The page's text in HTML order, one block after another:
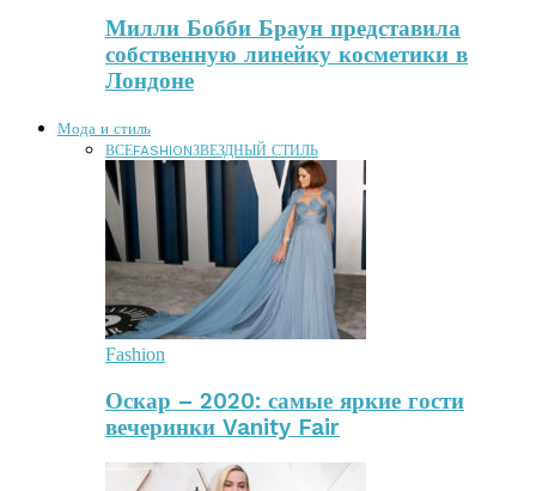
Милли Бобби Браун представила
собственную линейку косметики в
Лондоне
Мода и стиль
ВСЕFASHIONЗВЕЗДНЫЙ СТИЛЬ
Fashion
Оскар – 2020: самые яркие гости
вечеринки Vanity Fair